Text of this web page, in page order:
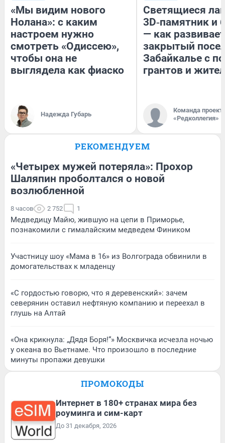
«Мы видим нового
Нолана»: с каким
настроем нужно
смотреть «Одиссею»,
чтобы она не
выглядела как фиаско
Надежда Губарь
Светящиеся
3D‑памятник и
— как
закрытый
Забайкалье с
грантов и
Команда
«Редколлегия»
РЕКОМЕНДУЕМ
«Четырех мужей потеряла»: Прохор
Шаляпин проболтался о новой
возлюбленной
8 часов 2 752 1
Медведицу Майю, жившую на цепи в Приморье,
познакомили с гималайским медведем Фиником
Участницу шоу «Мама в 16» из Волгограда обвинили в
домогательствах к младенцу
«С гордостью говорю, что я деревенский»: зачем
северянин оставил нефтяную компанию и переехал в
глушь на Алтай
«Она крикнула: „Дядя Боря!“» Москвичка исчезла ночью
у океана во Вьетнаме. Что произошло в последние
минуты пропажи девушки
ПРОМОКОДЫ
Интернет в 180+ странах мира без
роуминга и сим-карт
До 31 декабря, 2026